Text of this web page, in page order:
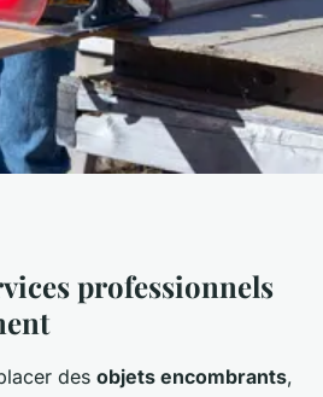
d'objets
: Une affaire de
professionnels
des objets encombrants,